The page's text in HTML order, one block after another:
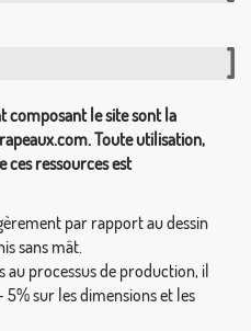
composant le site sont la
Toute utilisation,
ressources est
par rapport au dessin
sans mât.
au processus de production, il
sur les dimensions et les